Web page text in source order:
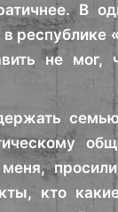
В
республике
не мог,
кто